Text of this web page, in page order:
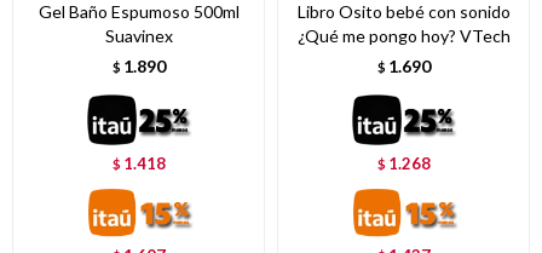
Gel Baño Espumoso 500ml
Suavinex
$ 1.890
$ 1.418
Libro Osito bebé con sonido
¿Qué me pongo hoy? VTech
$ 1.690
$ 1.268